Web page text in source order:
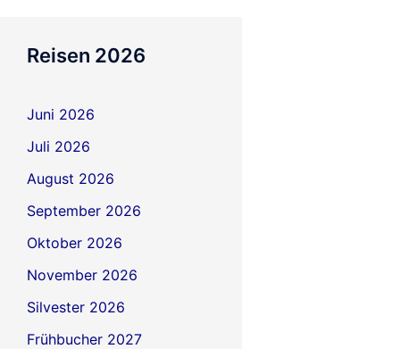
Reisen 2026
Juni 2026
Juli 2026
August 2026
September 2026
Oktober 2026
November 2026
Silvester 2026
Frühbucher 2027